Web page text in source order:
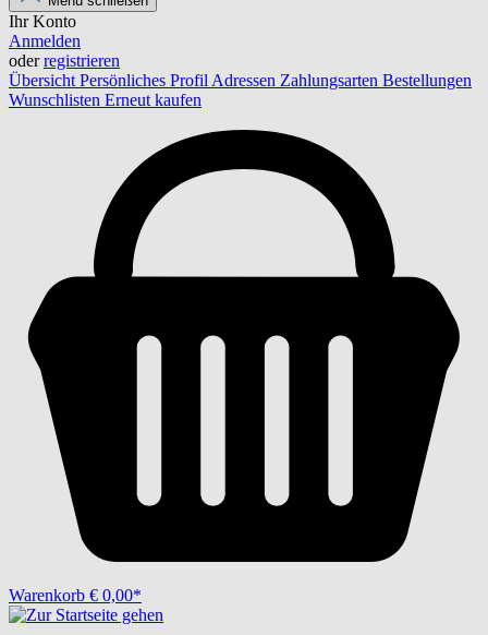
Ihr Konto
Anmelden
oderregistrieren
Übersicht Persönliches Profil Adressen Zahlungsarten Bestellungen
Wunschlisten Erneut kaufen
Warenkorb € 0,00*